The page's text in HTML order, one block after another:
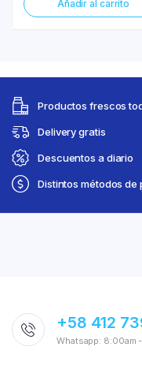
Añadir al carrito
Productos frescos
Delivery gratis
Descuentos a diario
Distintos métodos de
+58 412
Whatsapp: 8:00am